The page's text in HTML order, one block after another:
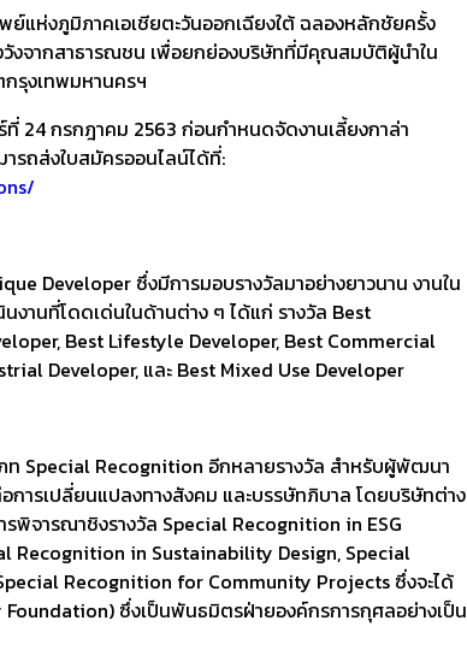
แห่งภูมิภาคเอเชียตะวันออกเฉียงใต้ ฉลองหลักชัยครั้ง
วังจากสาธารณชน เพื่อยกย่องบริษัทที่มีคุณสมบัติผู้นำใน
รุงเทพมหานครฯ
24 กรกฎาคม 2563 ก่อนกำหนดจัดงานเลี้ยงกาล่า
ารถส่งใบสมัครออนไลน์ได้ที่:
Developer ซึ่งมีการมอบรางวัลมาอย่างยาวนาน งานใน
งานที่โดดเด่นในด้านต่าง ๆ ได้แก่ รางวัล Best
Best Lifestyle Developer, Best Commercial
Developer, และ Best Mixed Use Developer
ภท Special Recognition อีกหลายรางวัล สำหรับผู้พัฒนา
ารเปลี่ยนแปลงทางสังคม และบรรษัทภิบาล โดยบริษัทต่าง
พิจารณาชิงรางวัล Special Recognition in ESG
Recognition in Sustainability Design, Special
Recognition for Community Projects ซึ่งจะได้
ซึ่งเป็นพันธมิตรฝ่ายองค์กรการกุศลอย่างเป็น